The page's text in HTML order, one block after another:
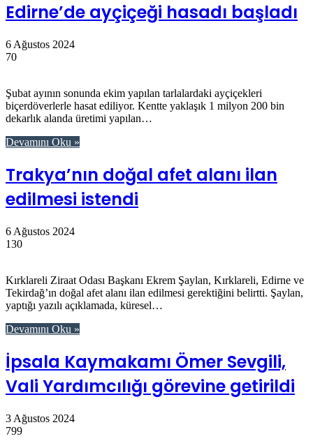
Edirne’de ayçiçeği hasadı başladı
6 Ağustos 2024
70
Şubat ayının sonunda ekim yapılan tarlalardaki ayçiçekleri
biçerdöverlerle hasat ediliyor. Kentte yaklaşık 1 milyon 200 bin
dekarlık alanda üretimi yapılan…
Devamını Oku »
Trakya’nın doğal afet alanı ilan
edilmesi istendi
6 Ağustos 2024
130
Kırklareli Ziraat Odası Başkanı Ekrem Şaylan, Kırklareli, Edirne ve
Tekirdağ’ın doğal afet alanı ilan edilmesi gerektiğini belirtti. Şaylan,
yaptığı yazılı açıklamada, küresel…
Devamını Oku »
İpsala Kaymakamı Ömer Sevgili,
Vali Yardımcılığı görevine getirildi
3 Ağustos 2024
799